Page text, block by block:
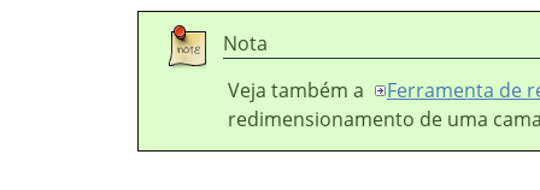
Nota
Veja também a
Ferramenta de
redimensionamento de uma